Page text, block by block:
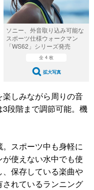
写真
ソニー、外音取り込み可能な
スポーツ仕様ウォークマン
「WS62」シリーズ発売
全 4 枚
拡大写真
しみながら周りの音
段階まで調節可能。機
スポーツ中も身軽に
使えない水中でも使
保存している楽曲や
れているランニング